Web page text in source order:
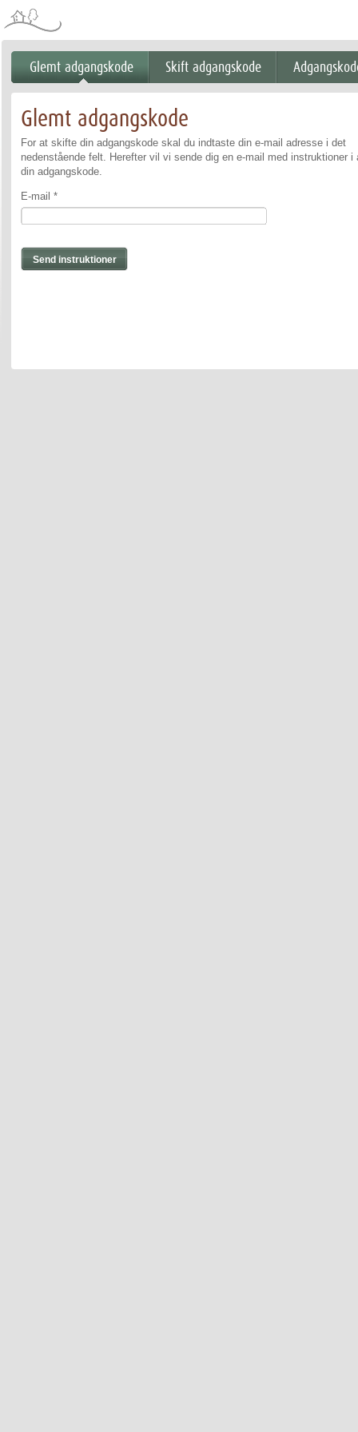
Glemt adgangskode Skift adgangskode
Glemt adgangskode
For at skifte din adgangskode skal du indtaste din e-mail adresse i det
nedenstående felt. Herefter vil vi sende dig en e-mail med instruktioner i
din adgangskode.
E-mail